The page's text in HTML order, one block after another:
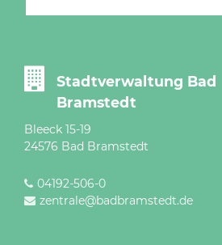
Stadtverwaltung Bad
Bramstedt
Bleeck 15-19
24576 Bad Bramstedt
04192-506-0
zentrale@badbramstedt.de